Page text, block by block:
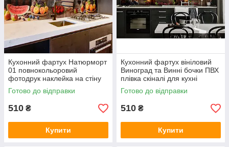
Кухонний фартух Натюрморт
01 повнокольоровий
фотодрук наклейка на стіну
для кухні вино кавун осінь
600х2000 мм
Готово до відправки
510 ₴
Купити
Кухонний фартух вініловий
Виноград та Винні бочки ПВХ
плівка скіналі для кухні
коричневе вино 600х2000 мм
Готово до відправки
510 ₴
Купити